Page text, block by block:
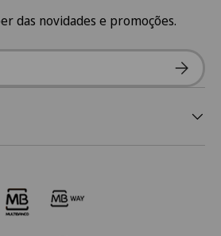
das novidades e promoções.